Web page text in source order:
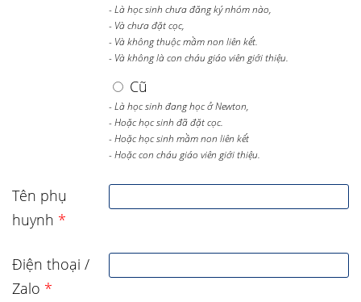
- Là học sinh chưa đăng ký nhóm nào,
- Và chưa đặt cọc,
- Và không thuộc mầm non liên kết.
- Và không là con cháu giáo viên giới thiệu.
Cũ
- Là học sinh đang học ở Newton,
- Hoặc học sinh đã đặt cọc.
- Hoặc học sinh mầm non liên kết
- Hoặc con cháu giáo viên giới thiệu.
Tên phụ
huynh *
Điện thoại /
Zalo *